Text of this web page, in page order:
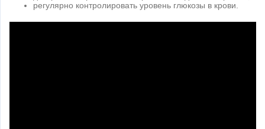
регулярно контролировать уровень глюкозы в крови.